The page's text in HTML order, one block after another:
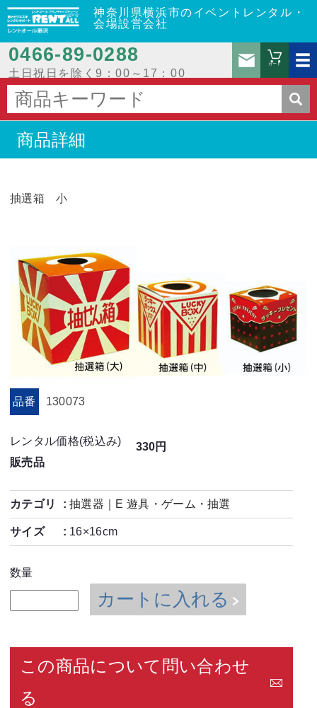
神奈川県横浜市のイベントレンタル・
会場設営会社
0466‐89‐0288
土日祝日を除く9：00～17：00
お問
カート
商品詳細
抽選箱 小
品番 130073
レンタル価格(税込み)
販売品
330円
カテゴリ 抽選器 E 遊具・ゲーム・抽選
サイズ 16×16cm
数量
カートに入れる
この商品について問い合わせ
る